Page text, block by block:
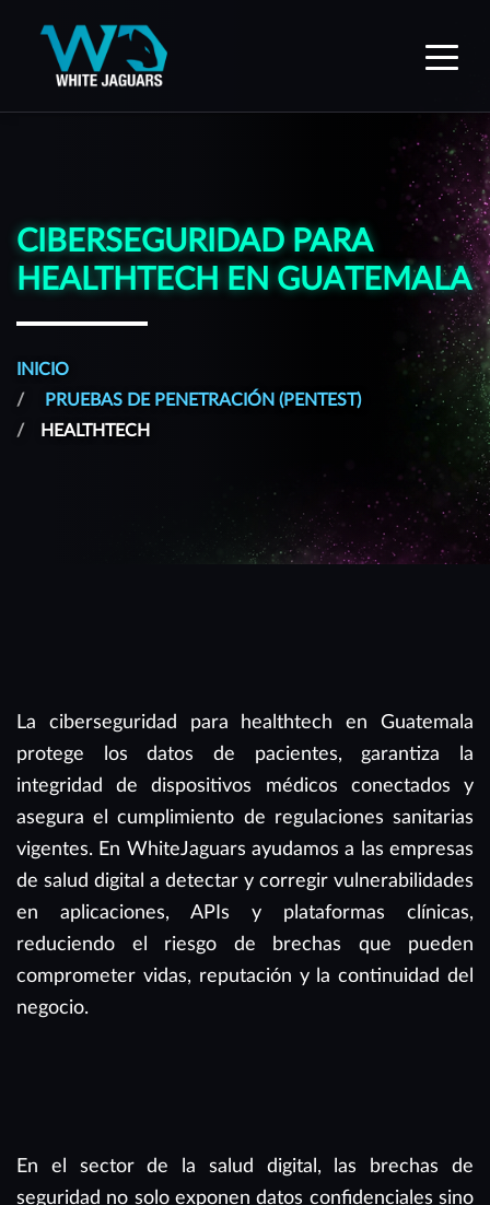
WhiteJaguars — Inicio
CIBERSEGURIDAD PARA
HEALTHTECH EN GUATEMALA
INICIO
PRUEBAS DE PENETRACIÓN (PENTEST)
HEALTHTECH
La ciberseguridad para healthtech en Guatemala
protege los datos de pacientes, garantiza la
integridad de dispositivos médicos conectados y
asegura el cumplimiento de regulaciones sanitarias
vigentes. En WhiteJaguars ayudamos a las empresas
de salud digital a detectar y corregir vulnerabilidades
en aplicaciones, APIs y plataformas clínicas,
reduciendo el riesgo de brechas que pueden
comprometer vidas, reputación y la continuidad del
negocio.
En el sector de la salud digital, las brechas de
seguridad no solo exponen datos confidenciales sino